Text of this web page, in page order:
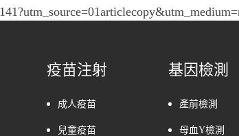
疫苗注射
成人疫苗
兒童疫苗
基因檢測
產前檢測
母血Y檢測